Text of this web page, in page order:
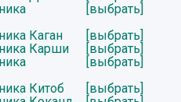
[выбрать]
Каган
[выбрать]
Карши
[выбрать]
[выбрать]
Китоб
[выбрать]